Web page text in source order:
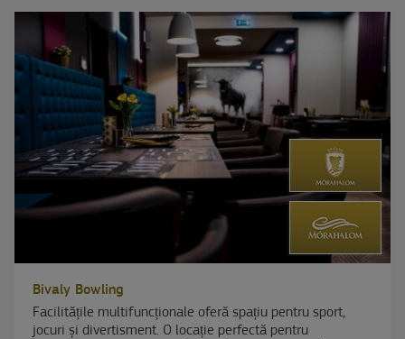
Bivaly Bowling
Facilitățile multifuncționale oferă spațiu pentru sport,
jocuri și divertisment. O locație perfectă pentru